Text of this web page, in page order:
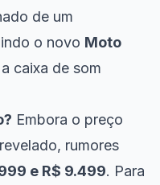
de um
o novo Moto
caixa de som
Embora o preço
rumores
e R$ 9.499. Para